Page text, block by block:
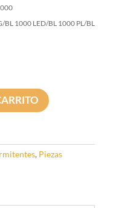
BL 1000 LED/BL 1000 PL/BL
, Piezas